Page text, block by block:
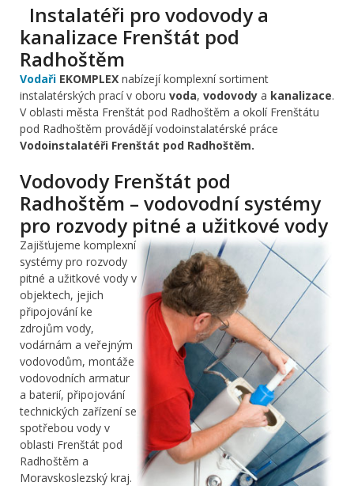
Instalatéři pro vodovody a
kanalizace Frenštát pod
Radhoštěm
Vodaři EKOMPLEX nabízejí komplexní sortiment
instalatérských prací v oboru voda, vodovody a kanalizace.
V oblasti města Frenštát pod Radhoštěm a okolí Frenštátu
pod Radhoštěm provádějí vodoinstalatérské práce
Vodoinstalatéři Frenštát pod Radhoštěm.
Vodovody Frenštát pod
Radhoštěm – vodovodní systémy
pro rozvody pitné a užitkové vody
Zajišťujeme komplexní
systémy pro rozvody
pitné a užitkové vody v
objektech, jejich
připojování ke
zdrojům vody,
vodárnám a veřejným
vodovodům, montáže
vodovodních armatur
a baterií, připojování
technických zařízení se
spotřebou vody v
oblasti Frenštát pod
Radhoštěm a
Moravskoslezský kraj.